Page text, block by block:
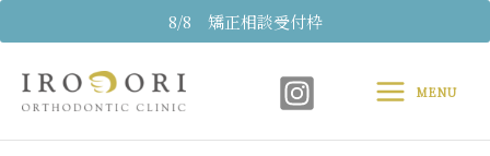
8/8 矯正相談受付枠
容
MenuMENU